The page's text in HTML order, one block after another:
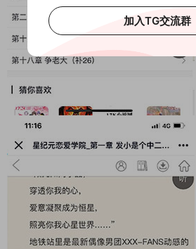
加入TG交流群